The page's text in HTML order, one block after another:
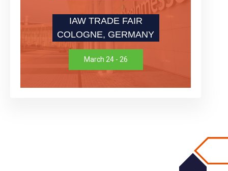
IAW TRADE FAIR
COLOGNE, GERMANY
March 24 - 26